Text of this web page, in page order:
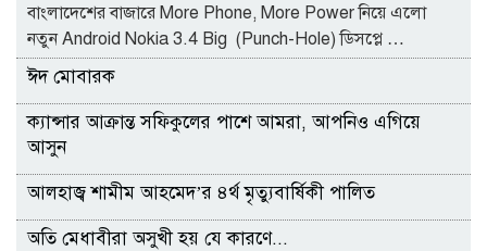
বাংলাদেশের বাজারে More Phone, More Power নিয়ে এলো
নতুন Android Nokia 3.4 Big (Punch-Hole) ডিসপ্লে …
ঈদ মোবারক
ক্যান্সার আক্রান্ত সফিকুলের পাশে আমরা, আপনিও এগিয়ে
আসুন
আলহাজ্ব শামীম আহমেদ’র ৪র্থ মৃত্যুবার্ষিকী পালিত
অতি মেধাবীরা অসুখী হয় যে কারণে...